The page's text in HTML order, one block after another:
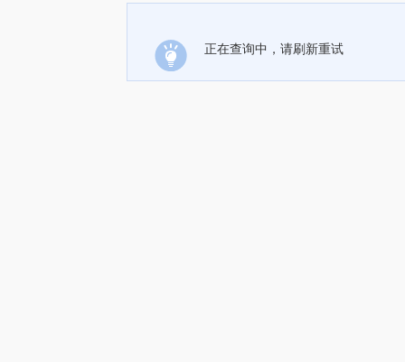
正在查询中，请刷新重试